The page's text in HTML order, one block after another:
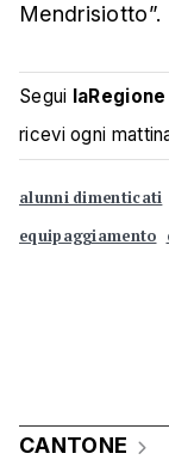
Mendrisiotto”.
Segui laRegione
ricevi ogni
alunni dimenticati
equipaggiamento
CANTONE